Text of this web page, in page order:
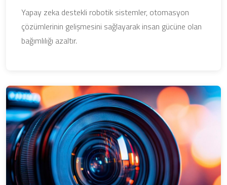
Yapay zeka destekli robotik sistemler, otomasyon
çözümlerinin gelişmesini sağlayarak insan gücüne olan
bağımlılığı azaltır.